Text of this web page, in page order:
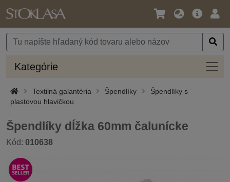
Jazyk
Mena
Hlavná
Kategórie
Textilná galantéria Špendlíky
Špendlíky s
plastovou hlavičkou
Špendlíky dĺžka 60mm čalunícke
Kód: 010638